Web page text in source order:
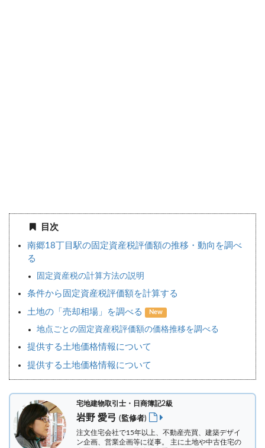
目次
南郷18丁目駅の固定資産税評価額の推移・動向を調べ
る
固定資産税の計算方法の説明
条件から固定資産税評価額を計算する
土地の「売却相場」を調べる New
地点ごとの固定資産税評価額の価格推移を調べる
提供する土地価格情報について
提供する土地価格情報について
宅地建物取引士・日商簿記2級
岩野 愛弓 (監修者)
注文住宅会社で15年以上、不動産売買、建築デザイ
ン企画、営業企画等に従事。 主に土地や中古住宅の